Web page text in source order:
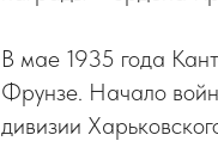
В мае 1935 года
Фрунзе. Начало
дивизии